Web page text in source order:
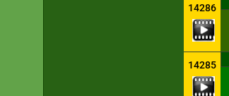
14286
14285